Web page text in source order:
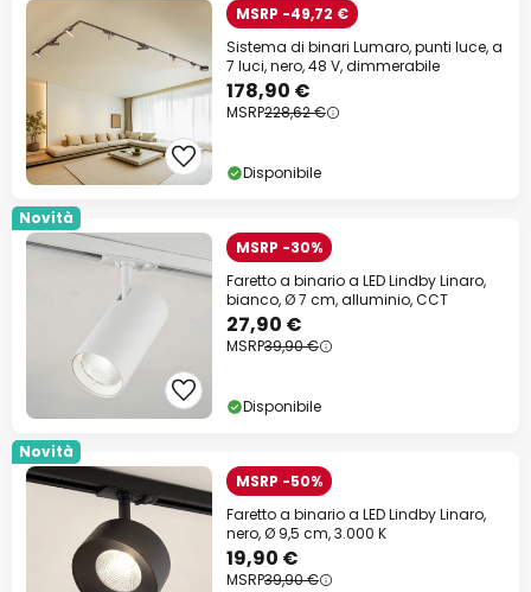
MSRP -49,72 €
Sistema di binari Lumaro, punti luce, a
7 luci, nero, 48 V, dimmerabile
178,90 €
MSRP228,62 €
Disponibile
Novità
MSRP -30%
Faretto a binario a LED Lindby Linaro,
bianco, Ø 7 cm, alluminio, CCT
27,90 €
MSRP39,90 €
Disponibile
Novità
MSRP -50%
Faretto a binario a LED Lindby Linaro,
nero, Ø 9,5 cm, 3.000 K
19,90 €
MSRP39,90 €